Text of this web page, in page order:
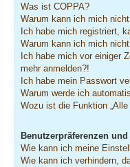
Was ist COPPA?
Warum kann ich mich
Ich habe mich registriert,
Warum kann ich mich
Ich habe mich vor einiger
mehr anmelden?!
Ich habe mein Passwort
Warum werde ich
Wozu ist die Funktion
Benutzerpräferenzen
Wie kann ich meine
Wie kann ich verhindern,